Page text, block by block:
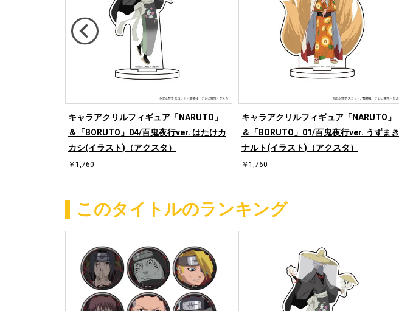
キャラアクリルフィギュア「NARUTO」
＆「BORUTO」04/百鬼夜行ver. はたけカ
カシ(イラスト)（アクスタ）
￥1,760
キャラアクリルフィギュア「NARUTO」
＆「BORUTO」01/百鬼夜行ver. うずまき
ナルト(イラスト)（アクスタ）
￥1,760
このタイトルのランキング